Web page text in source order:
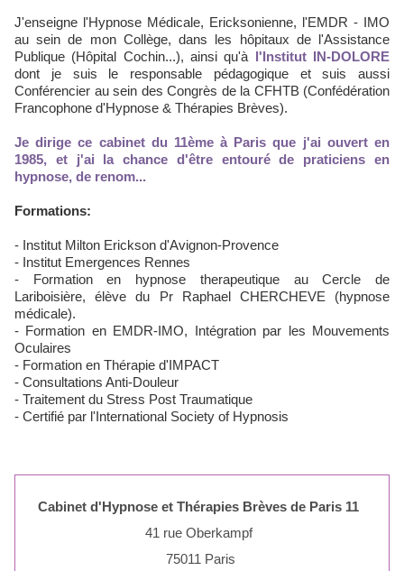
J'enseigne l'Hypnose Médicale, Ericksonienne, l'EMDR - IMO
au sein de mon Collège, dans les hôpitaux de l'Assistance
Publique (Hôpital Cochin...), ainsi qu'à l'Institut IN-DOLORE
dont je suis le responsable pédagogique et suis aussi
Conférencier au sein des Congrès de la CFHTB (Confédération
Francophone d'Hypnose & Thérapies Brèves).
Je dirige ce cabinet du 11ème à Paris que j'ai ouvert en
1985, et j'ai la chance d'être entouré de praticiens en
hypnose, de renom...
Formations:
- Institut Milton Erickson d'Avignon-Provence
- Institut Emergences Rennes
- Formation en hypnose therapeutique au Cercle de
Lariboisière, élève du Pr Raphael CHERCHEVE (hypnose
médicale).
- Formation en EMDR-IMO, Intégration par les Mouvements
Oculaires
- Formation en Thérapie d'IMPACT
- Consultations Anti-Douleur
- Traitement du Stress Post Traumatique
- Certifié par l'International Society of Hypnosis
Cabinet d'Hypnose et Thérapies Brèves de Paris 11
41 rue Oberkampf
75011 Paris